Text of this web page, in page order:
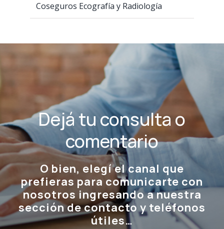
Coseguros Ecografía y Radiología
Dejá tu consulta o
comentario
O bien, elegí el canal que
prefieras para comunicarte con
nosotros ingresando a nuestra
sección de contacto y teléfonos
útiles…